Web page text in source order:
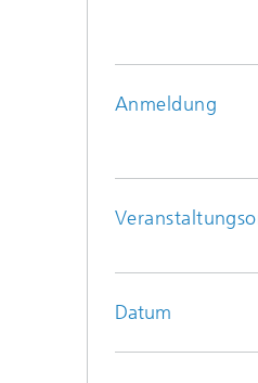
Anmeldung
Datum